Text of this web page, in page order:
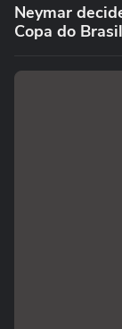
Neymar
Copa do Brasil